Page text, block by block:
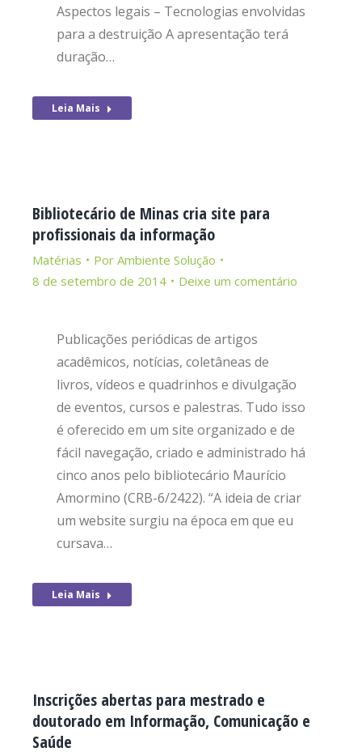
Aspectos legais – Tecnologias envolvidas
para a destruição A apresentação terá
duração…
Leia Mais
Bibliotecário de Minas cria site para
profissionais da informação
Matérias Por Ambiente Solução
8 de setembro de 2014
Deixe um comentário
Publicações periódicas de artigos
acadêmicos, notícias, coletâneas de
livros, vídeos e quadrinhos e divulgação
de eventos, cursos e palestras. Tudo isso
é oferecido em um site organizado e de
fácil navegação, criado e administrado há
cinco anos pelo bibliotecário Maurício
Amormino (CRB-6/2422). “A ideia de criar
um website surgiu na época em que eu
cursava…
Leia Mais
Inscrições abertas para mestrado e
doutorado em Informação, Comunicação e
Saúde